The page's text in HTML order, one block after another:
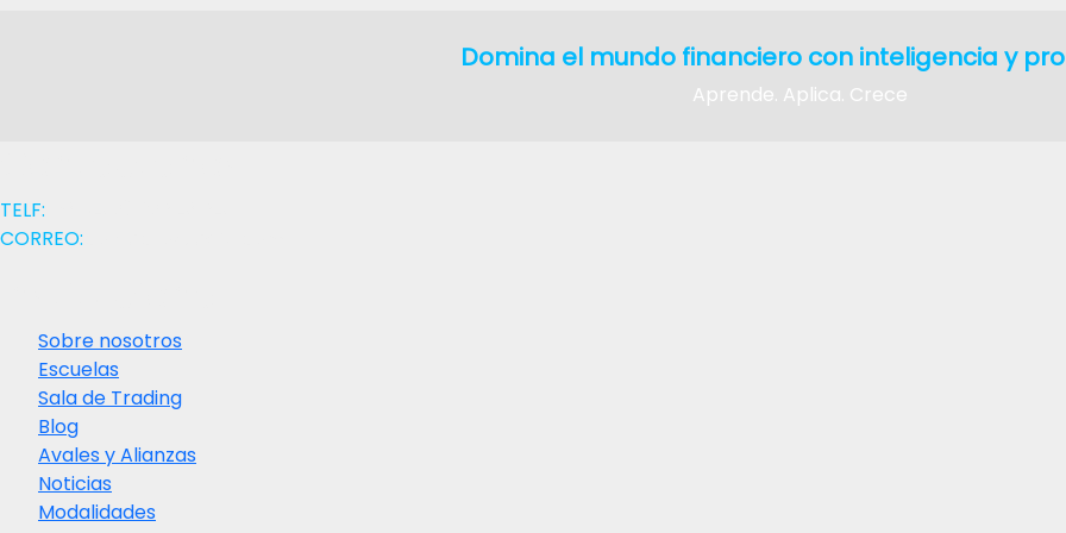
Domina el mundo financiero con inteligencia y
Aprende. Aplica. Crece
TELF:
CORREO:
Sobre nosotros
Escuelas
Sala de Trading
Blog
Avales y Alianzas
Noticias
Modalidades